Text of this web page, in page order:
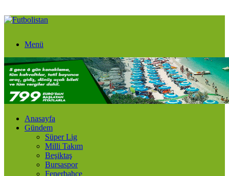
Menü
Anasayfa
Gündem
Süper Lig
Milli Takım
Beşiktaş
Bursaspor
Fenerbahçe